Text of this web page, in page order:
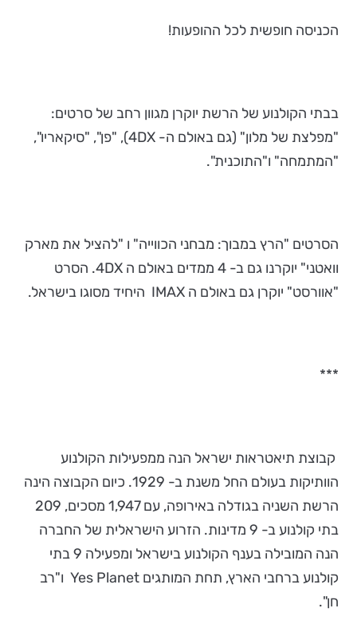
הכניסה חופשית לכל ההופעות!
בבתי הקולנוע של הרשת יוקרן מגוון רחב של סרטים:
"מפלצת של מלון" (גם באולם ה- 4DX), "פן", "סיקאריו",
"המתמחה" ו"התוכנית".
הסרטים "הרץ במבוך: מבחני הכווייה" ו "להציל את מארק
וואטני" יוקרנו גם ב- 4 ממדים באולם ה 4DX. הסרט
"אוורסט" יוקרן גם באולם ה IMAX היחיד מסוגו בישראל.
***
קבוצת תיאטראות ישראל הנה ממפעילות הקולנוע
הוותיקות בעולם החל משנת ב- 1929. כיום הקבוצה הינה
הרשת השניה בגודלה באירופה, עם 1,947 מסכים, 209
בתי קולנוע ב- 9 מדינות. הזרוע הישראלית של החברה
הנה המובילה בענף הקולנוע בישראל ומפעילה 9 בתי
קולנוע ברחבי הארץ, תחת המותגים Yes Planet ו"רב
חן".